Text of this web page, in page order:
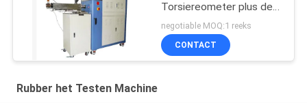
Torsiereometer plus de
Waaier 0-300Nm van de
Mixertorsie
negotiable MOQ:1 reeks
CONTACT
Rubber het Testen Machine